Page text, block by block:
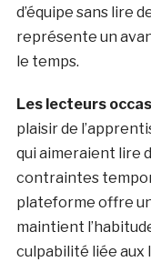
d’équipe sans lire
représente un
le temps.
Les lecteurs
plaisir de
qui aimeraient lire
contraintes
plateforme offre
maintient
culpabilité liée aux